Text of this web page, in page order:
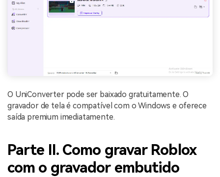
O UniConverter pode ser baixado gratuitamente. O
gravador de tela é compatível com o Windows e oferece
saída premium imediatamente.
Parte II. Como gravar Roblox
com o gravador embutido